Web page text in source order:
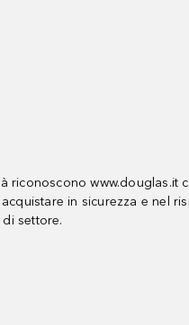
riconoscono www.douglas.it
in sicurezza e nel
settore.